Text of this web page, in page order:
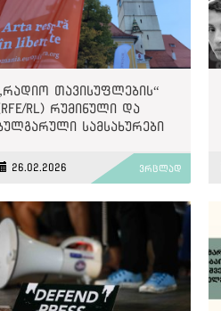
„რადიო თავისუფლების“
RL) რუმინული და
სამსახურები
26.02.2026 ვრცლად